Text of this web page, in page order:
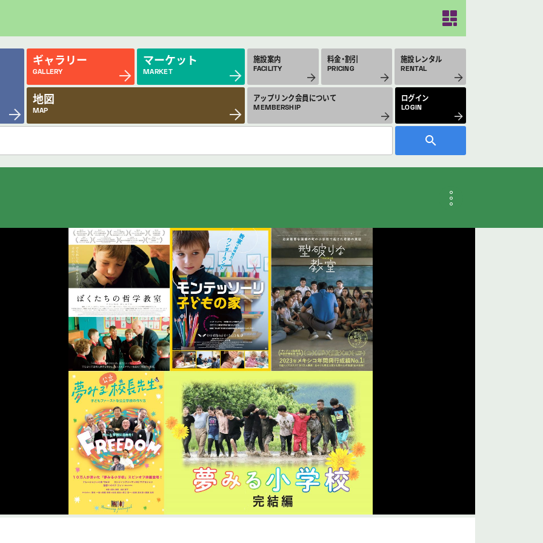
ギャラリー
GALLERY
マーケット
MARKET
地図
MAP
施設案内
FACILITY
料金・割引
PRICING
施設レンタル
RENTAL
アップリンク会員について
MEMBERSHIP
ログイン
LOGIN
近日公開の作品
COMING SOON
今月のスケジュール
MONTHLY SCHEDULE